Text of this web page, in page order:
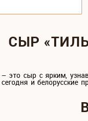
СЫР
– это сыр с ярким,
и белорусские